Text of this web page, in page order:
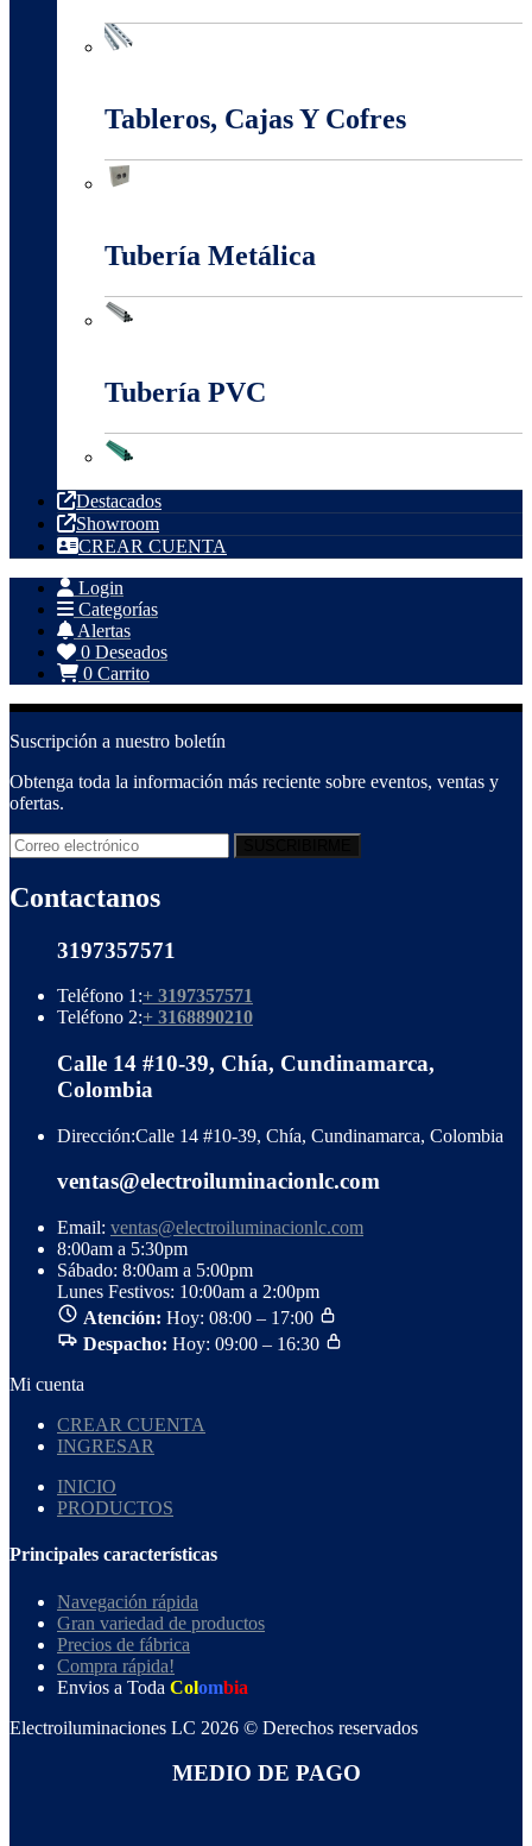
Tableros, Cajas Y Cofres
Tubería Metálica
Tubería PVC
Destacados
Showroom
CREAR CUENTA
Login
Categorías
Alertas
0 Deseados
0 Carrito
Suscripción a nuestro boletín
Obtenga toda la información más reciente sobre eventos, ventas y
ofertas.
Contactanos
3197357571
Teléfono 1:+ 3197357571
Teléfono 2:+ 3168890210
Calle 14 #10-39, Chía, Cundinamarca,
Colombia
Dirección:Calle 14 #10-39, Chía, Cundinamarca, Colombia
ventas@electroiluminacionlc.com
Email: ventas@electroiluminacionlc.com
8:00am a 5:30pm
Sábado: 8:00am a 5:00pm
Lunes Festivos: 10:00am a 2:00pm
Atención: Hoy: 08:00 – 17:00
Despacho: Hoy: 09:00 – 16:30
Mi cuenta
CREAR CUENTA
INGRESAR
INICIO
PRODUCTOS
Principales características
Navegación rápida
Gran variedad de productos
Precios de fábrica
Compra rápida!
Envios a Toda Colombia
Electroiluminaciones LC 2026 © Derechos reservados
MEDIO DE PAGO